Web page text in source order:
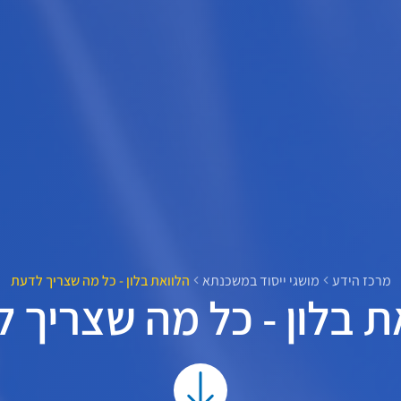
מרכז הידע מושגי ייסוד במשכנתא הלוואת בלון - כל מה שצריך לדעת
בלון - כל מה